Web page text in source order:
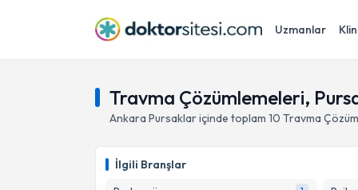
Uzmanlar
Travma Çözümlemeleri,
Ankara Pursaklariçinde toplam 10 Travma
İlgili Branşlar